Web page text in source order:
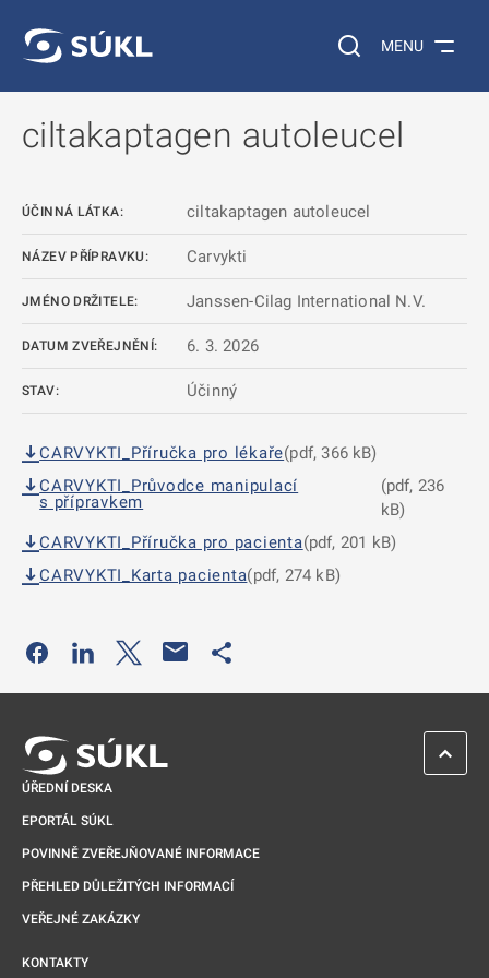
Vyhledávání na
MENU
ciltakaptagen autoleucel
ÚČINNÁ LÁTKA: ciltakaptagen autoleucel
NÁZEV PŘÍPRAVKU: Carvykti
JMÉNO DRŽITELE: Janssen-Cilag International N.V.
DATUM ZVEŘEJNĚNÍ: 6. 3. 2026
STAV: Účinný
CARVYKTI_Příručka pro lékaře(pdf, 366 kB)
CARVYKTI_Průvodce manipulací
s přípravkem
(pdf, 236
kB)
CARVYKTI_Příručka pro pacienta(pdf, 201 kB)
CARVYKTI_Karta pacienta(pdf, 274 kB)
Odkaz se otevře na nové kartě
Odkaz se otevře na nové kartě
Odkaz se otevře na nové kartě
ÚŘEDNÍ DESKA
EPORTÁL SÚKL
POVINNĚ ZVEŘEJŇOVANÉ INFORMACE
PŘEHLED DŮLEŽITÝCH INFORMACÍ
VEŘEJNÉ ZAKÁZKY
KONTAKTY
ZPĚT